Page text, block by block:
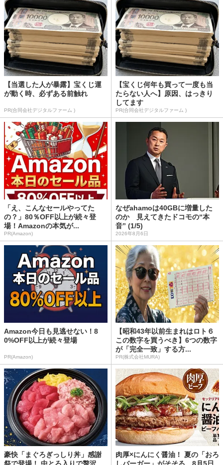
【当選した人が暴露】宝くじ運
が動く時、必ずある前触れ
PR(合同会社デジタルファーム )
【宝くじ何年も買って一度も当
たらない人へ】原因、はっきり
してます
PR(合同会社デジタルファーム )
「え、こんなセールやってた
の？」80％OFF以上が続々登
場！Amazonの本気が...
PR(Amazon)
なぜahamoは40GBに増量した
のか 見えてきたドコモの“本
音” (1/5)
2026年8月6日
Amazon今日も見逃せない！8
0%OFF以上が続々登場
PR(Amazon)
【昭和43年以前生まれはロト６
この数字を買うべき】6つの数字
が「完全一致」する方...
PR(株式会社MURA)
豪快「まぐろぎっしり丼」感謝
肉厚×にんにく醤油！ 夏の「おろ